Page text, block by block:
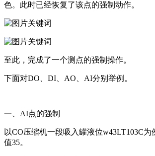
色。此时已经恢复了该点的强制动作。
至此，完成了一个测点的强制操作。
下面对DO、DI、AO、AI分别举例。
一、AI点的强制
以CO压缩机一段吸入罐液位w43LT103C为
值35。